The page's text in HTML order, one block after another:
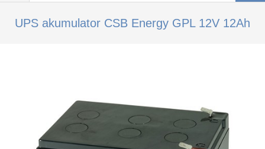
UPS akumulator CSB Energy GPL 12V 12Ah